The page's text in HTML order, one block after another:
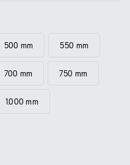
500 mm 550 mm
700 mm 750 mm
1.000 mm